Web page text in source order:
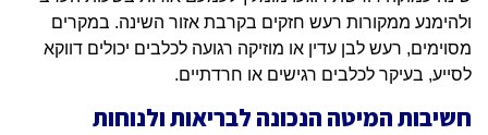
ולהימנע ממקורות רעש חזקים בקרבת אזור השינה. במקרים
מסוימים, רעש לבן עדין או מוזיקה רגועה לכלבים יכולים דווקא
לסייע, בעיקר לכלבים רגישים או חרדתיים.
חשיבות המיטה הנכונה לבריאות ולנוחות